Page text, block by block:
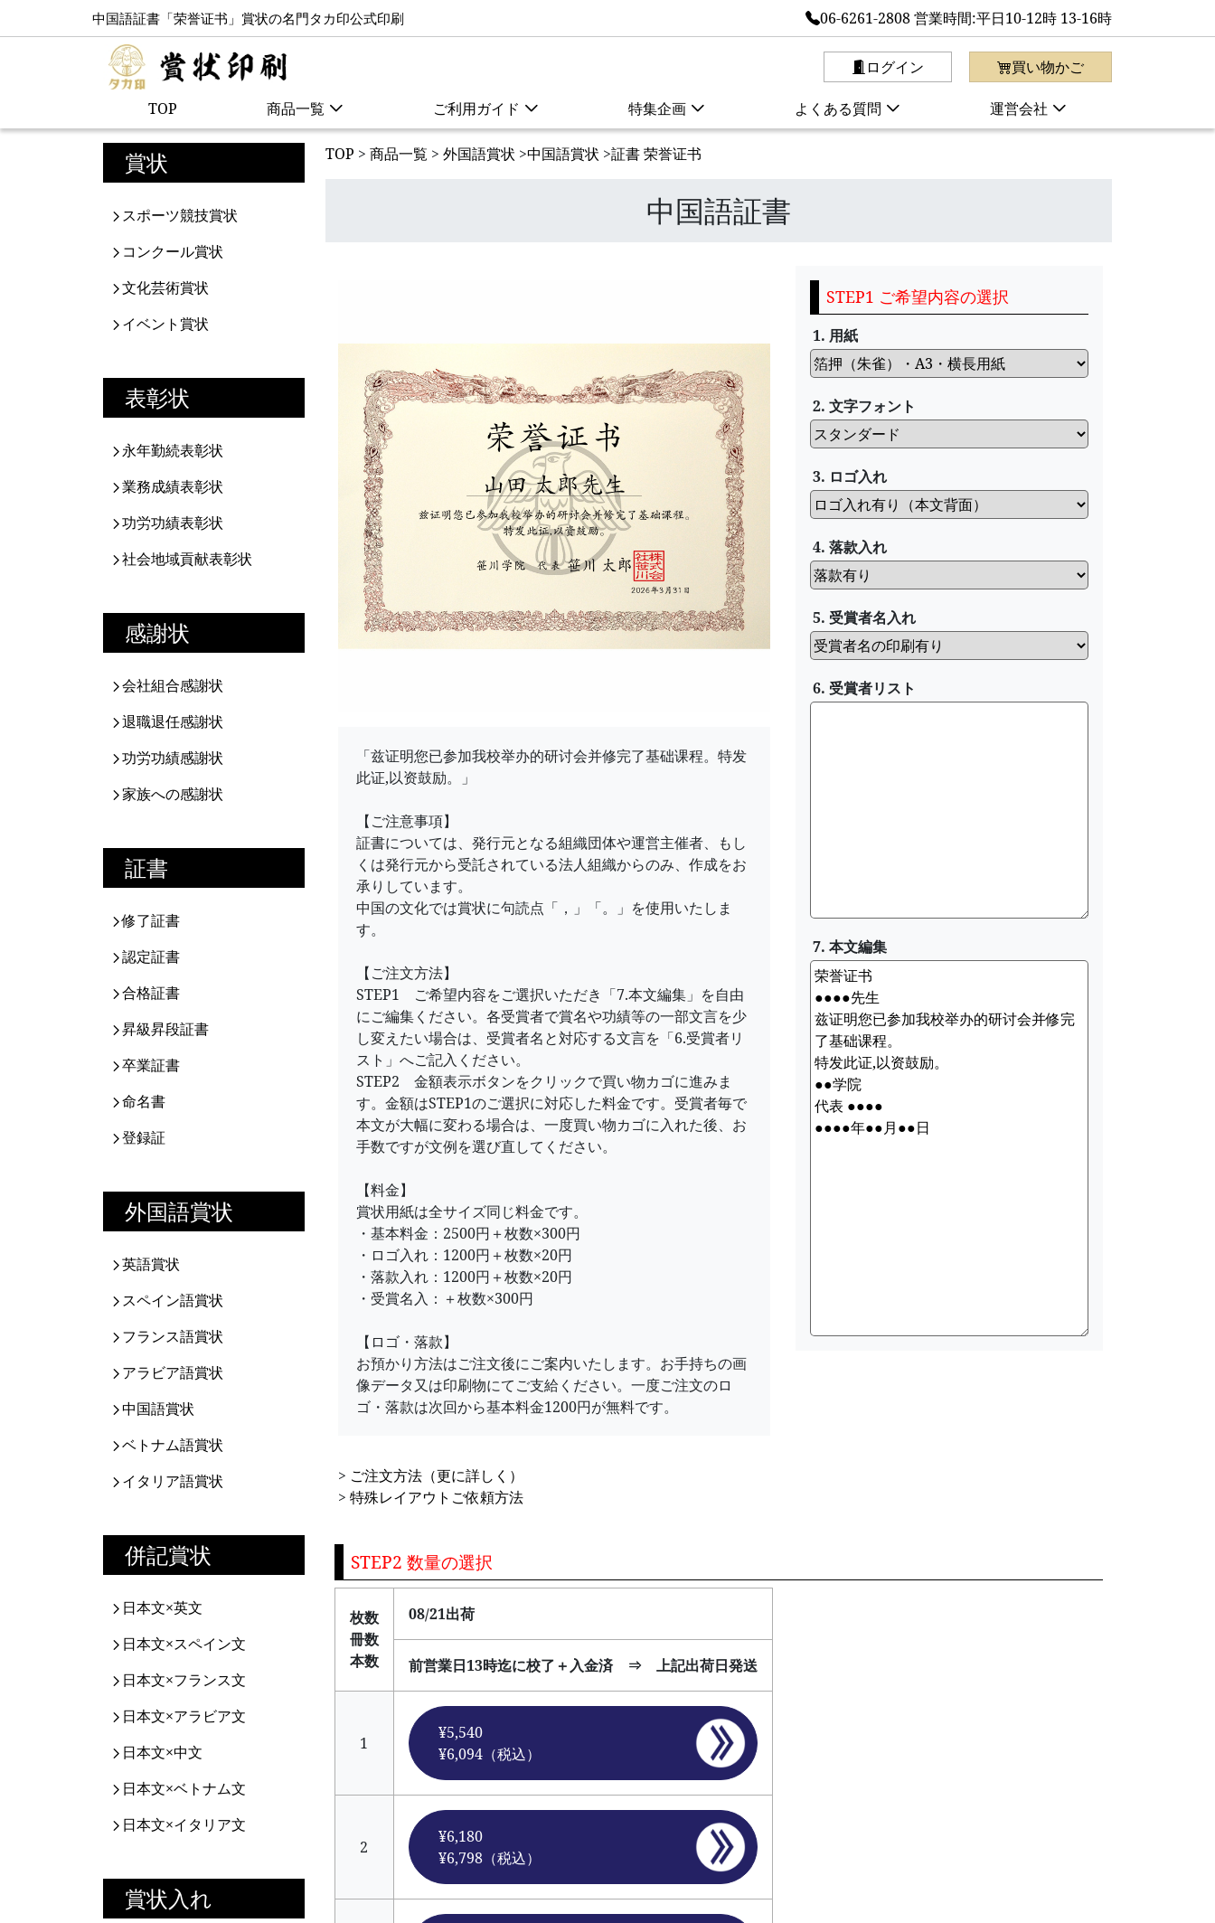
中国語証書「荣誉证书」賞状の名門タカ印公式印刷 06-6261-2808 営業時間:平日10-12時 13-16時
ログイン 買い物かご
TOP 商品一覧 ご利用ガイド 特集企画 よくある質問 運営会社
賞状
スポーツ競技賞状
コンクール賞状
文化芸術賞状
イベント賞状
表彰状
永年勤続表彰状
業務成績表彰状
功労功績表彰状
社会地域貢献表彰状
感謝状
会社組合感謝状
退職退任感謝状
功労功績感謝状
家族への感謝状
証書
修了証書
認定証書
合格証書
昇級昇段証書
卒業証書
命名書
登録証
外国語賞状
英語賞状
スペイン語賞状
フランス語賞状
アラビア語賞状
中国語賞状
ベトナム語賞状
イタリア語賞状
併記賞状
日本文×英文
日本文×スペイン文
日本文×フランス文
日本文×アラビア文
日本文×中文
日本文×ベトナム文
日本文×イタリア文
賞状入れ
TOP > 商品一覧 > 外国語賞状 >中国語賞状 >証書 荣誉证书
中国語証書
「兹证明您已参加我校举办的研讨会并修完了基础课程。特发
此证,以资鼓励。」
【ご注意事項】
証書については、発行元となる組織団体や運営主催者、もし
くは発行元から受託されている法人組織からのみ、作成をお
承りしています。
中国の文化では賞状に句読点「，」「。」を使用いたしま
す。
【ご注文方法】
STEP1 ご希望内容をご選択いただき「7.本文編集」を自由
にご編集ください。各受賞者で賞名や功績等の一部文言を少
し変えたい場合は、受賞者名と対応する文言を「6.受賞者リ
スト」へご記入ください。
STEP2 金額表示ボタンをクリックで買い物カゴに進みま
す。金額はSTEP1のご選択に対応した料金です。受賞者毎で
本文が大幅に変わる場合は、一度買い物カゴに入れた後、お
手数ですが文例を選び直してください。
【料金】
賞状用紙は全サイズ同じ料金です。
・基本料金：2500円＋枚数×300円
・ロゴ入れ：1200円＋枚数×20円
・落款入れ：1200円＋枚数×20円
・受賞名入：＋枚数×300円
【ロゴ・落款】
お預かり方法はご注文後にご案内いたします。お手持ちの画
像データ又は印刷物にてご支給ください。一度ご注文のロ
ゴ・落款は次回から基本料金1200円が無料です。
> ご注文方法（更に詳しく）
> 特殊レイアウトご依頼方法
STEP1 ご希望内容の選択
1. 用紙
2. 文字フォント
3. ロゴ入れ
4. 落款入れ
5. 受賞者名入れ
6. 受賞者リスト
7. 本文編集
STEP2 数量の選択
枚数
冊数
本数
08/21出荷
前営業日13時迄に校了＋入金済 ⇒ 上記出荷日発送
1
¥5,540
¥6,094（税込）
2
¥6,180
¥6,798（税込）